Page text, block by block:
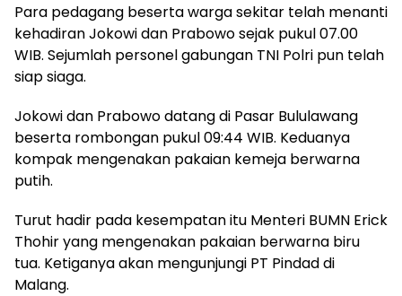
Para pedagang beserta warga sekitar telah menanti
kehadiran Jokowi dan Prabowo sejak pukul 07.00
WIB. Sejumlah personel gabungan TNI Polri pun telah
siap siaga.
Jokowi dan Prabowo datang di Pasar Bululawang
beserta rombongan pukul 09:44 WIB. Keduanya
kompak mengenakan pakaian kemeja berwarna
putih.
Turut hadir pada kesempatan itu Menteri BUMN Erick
Thohir yang mengenakan pakaian berwarna biru
tua. Ketiganya akan mengunjungi PT Pindad di
Malang.